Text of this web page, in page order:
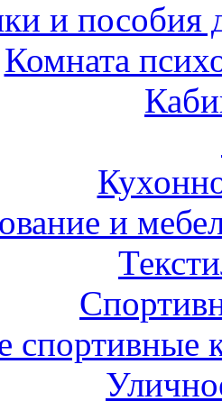
и пособия
Комната
и
спортивные